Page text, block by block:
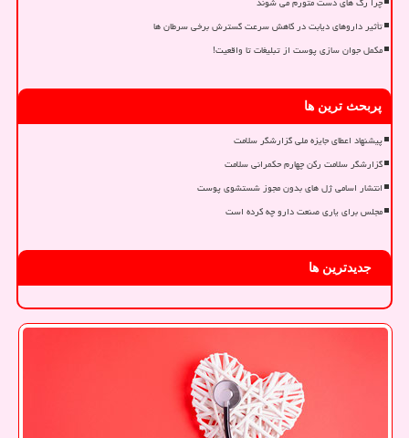
تأثیر داروهای دیابت در کاهش سرعت گسترش برخی سرطان ها
مکمل جوان سازی پوست از تبلیغات تا واقعیت!
پربحث ترین ها
پیشنهاد اعطای جایزه ملی گزارشگر سلامت
گزارشگر سلامت رکن چهارم حکمرانی سلامت
انتشار اسامی ژل های بدون مجوز شستشوی پوست
مجلس برای یاری صنعت دارو چه کرده است
جدیدترین ها